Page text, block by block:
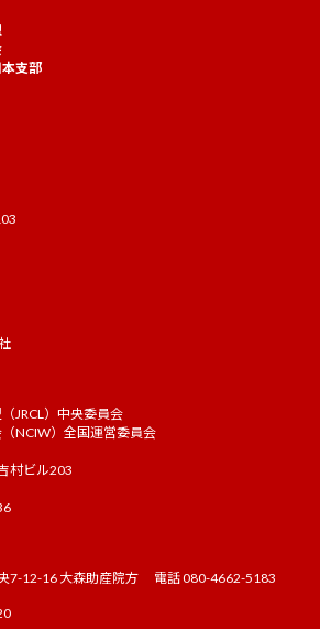
支部
JRCL）中央委員会
NCIW）全国運営委員会
村ビル203
7-12-16 大森助産院方 電話 080-4662-5183